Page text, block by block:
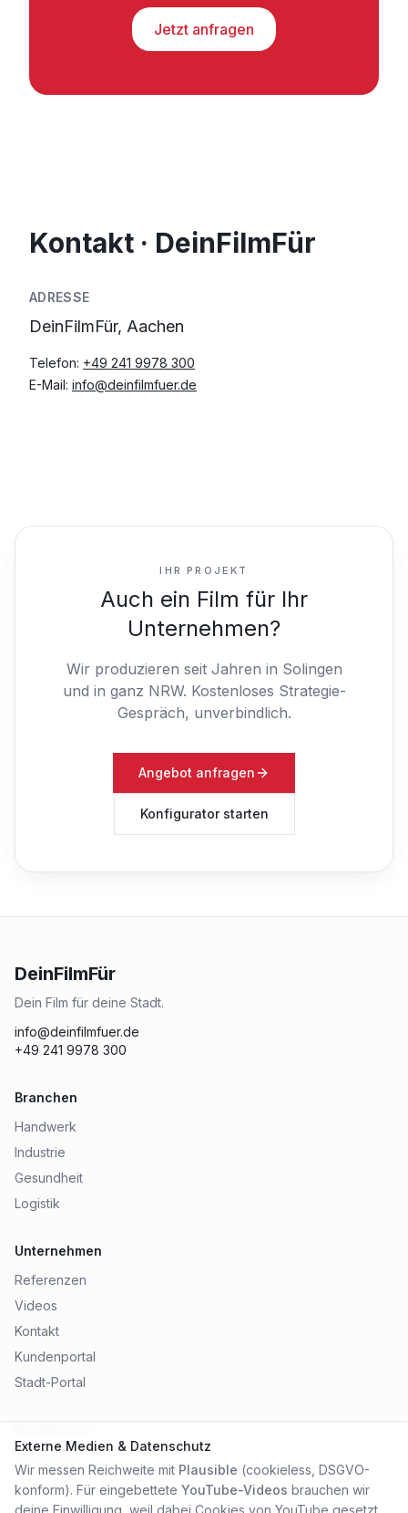
Jetzt anfragen
Kontakt · DeinFilmFür
ADRESSE
DeinFilmFür, Aachen
Telefon: +49 241 9978 300
E-Mail: info@deinfilmfuer.de
IHR PROJEKT
Auch ein Film für Ihr
Unternehmen?
Wir produzieren seit Jahren in Solingen
und in ganz NRW. Kostenloses Strategie-
Gespräch, unverbindlich.
Angebot anfragen
Konfigurator starten
DeinFilmFür
Dein Film für deine Stadt.
info@deinfilmfuer.de
+49 241 9978 300
Branchen
Handwerk
Industrie
Gesundheit
Logistik
Unternehmen
Referenzen
Videos
Kontakt
Kundenportal
Stadt-Portal
Datenschutz
AGB
Externe Medien & Datenschutz
Wir messen Reichweite mit Plausible (cookieless, DSGVO-
konform). Für eingebettete YouTube-Videos brauchen wir
deine Einwilligung, weil dabei Cookies von YouTube gesetzt